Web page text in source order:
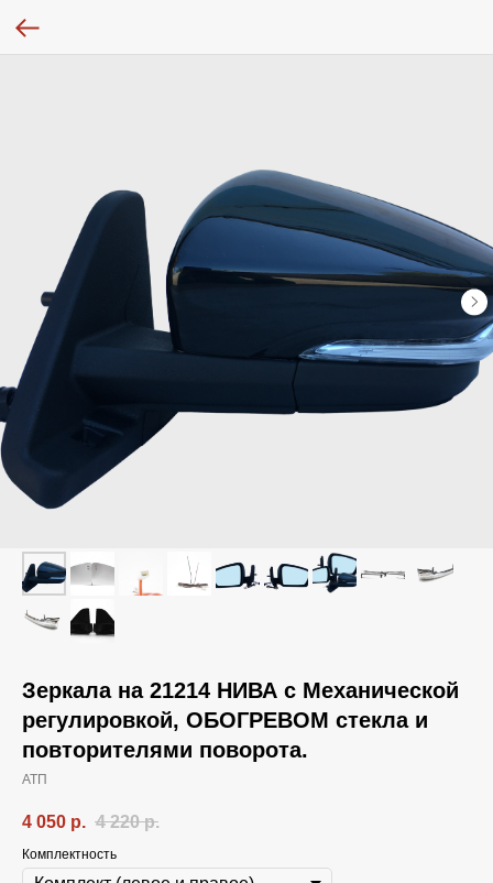
Зеркала на 21214 НИВА с Механической
регулировкой, ОБОГРЕВОМ стекла и
повторителями поворота.
АТП
4 050 р. 4 220 р.
Комплектность